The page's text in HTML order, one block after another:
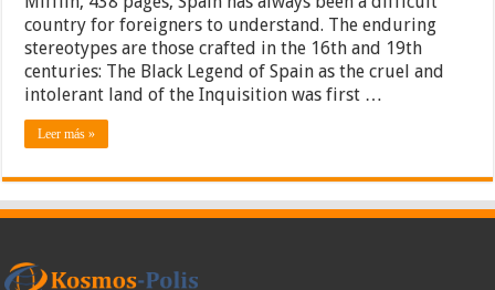
(eng)
country for foreigners to understand. The enduring
stereotypes are those crafted in the 16th and 19th
centuries: The Black Legend of Spain as the cruel and
intolerant land of the Inquisition was first …
Leer más »